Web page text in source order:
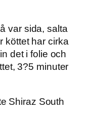
var sida, salta
köttet har cirka
det i folie och
3?5 minuter
Shiraz South